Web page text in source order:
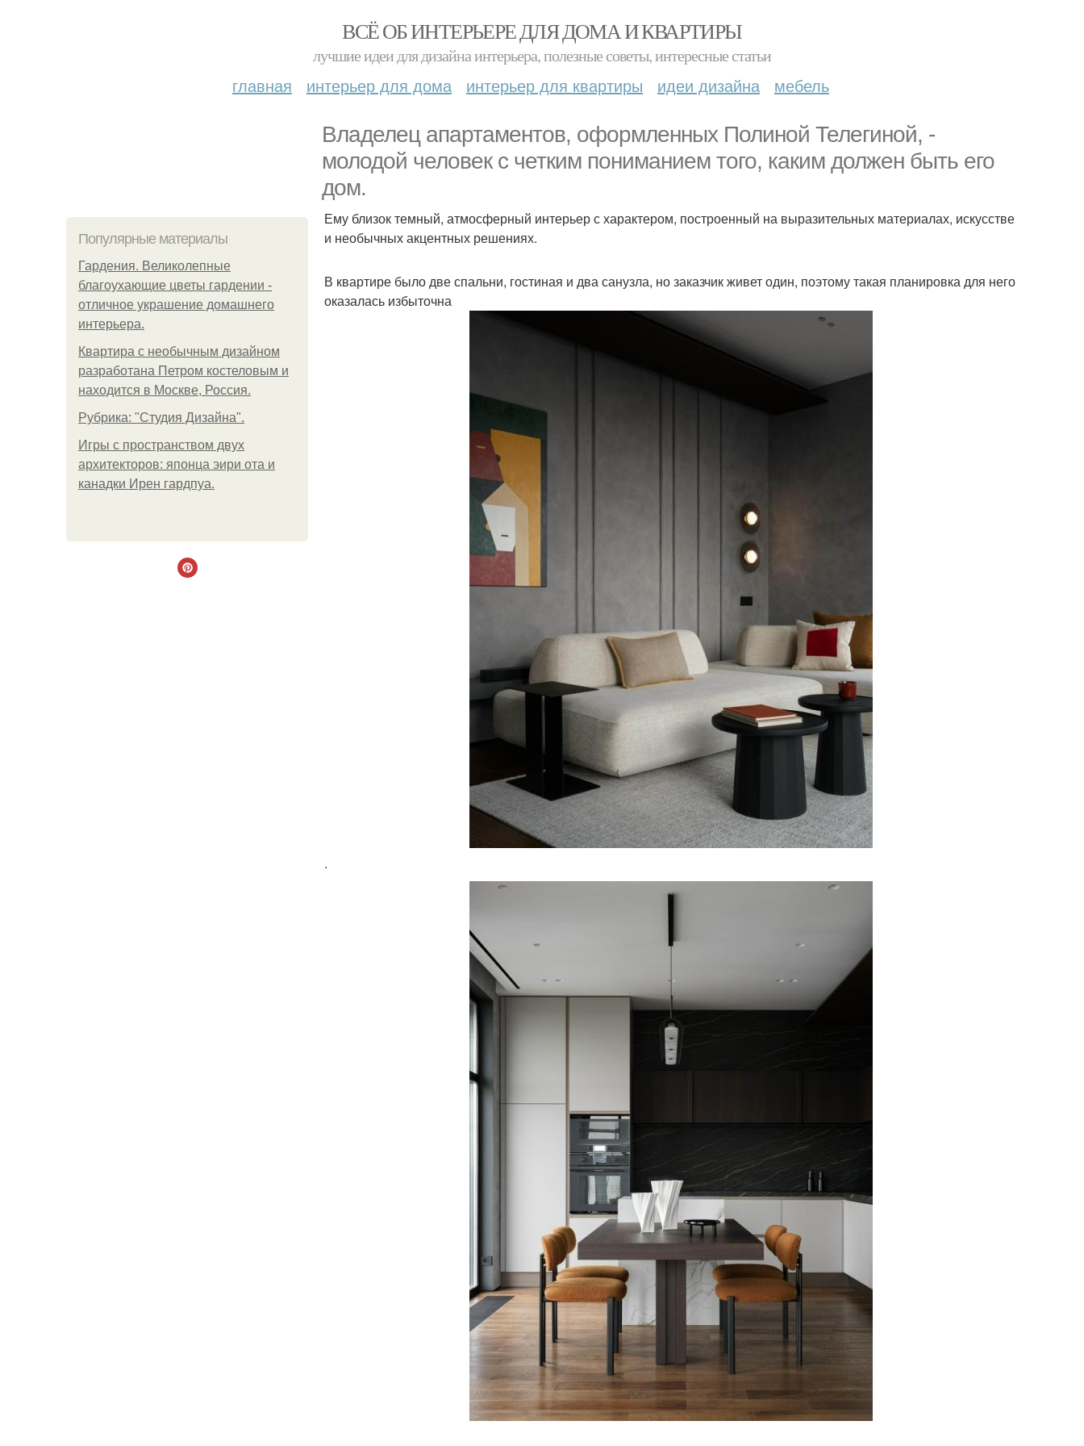
ВСЁ ОБ ИНТЕРЬЕРЕ ДЛЯ ДОМА И КВАРТИРЫ
лучшие идеи для дизайна интерьера, полезные советы, интересные статьи
главная интерьер для дома интерьер для квартиры идеи дизайна мебель
Владелец апартаментов, оформленных Полиной Телегиной, -
молодой человек с четким пониманием того, каким должен быть его
дом.
Популярные материалы
Гардения. Великолепные
благоухающие цветы гардении -
отличное украшение домашнего
интерьера.
Квартира с необычным дизайном
разработана Петром костеловым и
находится в Москве, Россия.
Рубрика: "Студия Дизайна".
Игры с пространством двух
архитекторов: японца эири ота и
канадки Ирен гардпуа.
Ему близок темный, атмосферный интерьер с характером, построенный на выразительных материалах, искусстве
и необычных акцентных решениях.
В квартире было две спальни, гостиная и два санузла, но заказчик живет один, поэтому такая планировка для него
оказалась избыточна
.